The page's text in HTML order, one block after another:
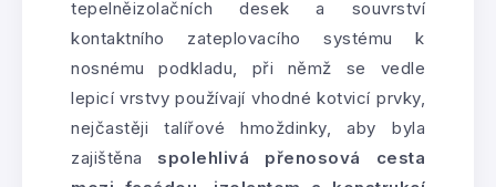
tepelněizolačních desek a souvrství
kontaktního zateplovacího systému k
nosnému podkladu, při němž se vedle
lepicí vrstvy používají vhodné kotvicí prvky,
nejčastěji talířové hmoždinky, aby byla
zajištěna spolehlivá přenosová cesta